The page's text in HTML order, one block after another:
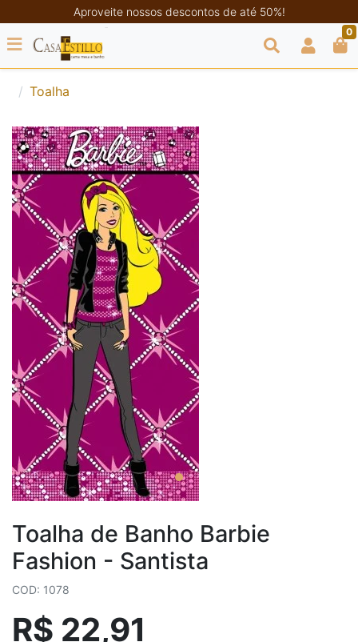
Aproveite nossos descontos de até 50%!
0
Toalha
Toalha de Banho Barbie
Fashion - Santista
COD: 1078
R$ 22,91